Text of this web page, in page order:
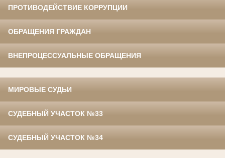
ПРОТИВОДЕЙСТВИЕ КОРРУПЦИИ
ОБРАЩЕНИЯ ГРАЖДАН
ВНЕПРОЦЕССУАЛЬНЫЕ ОБРАЩЕНИЯ
МИРОВЫЕ СУДЬИ
СУДЕБНЫЙ УЧАСТОК №33
СУДЕБНЫЙ УЧАСТОК №34